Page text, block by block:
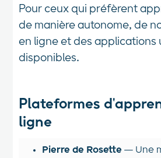
Pour ceux qui préfèrent
de manière autonome, de
en ligne et des applications
disponibles.
Plateformes
ligne
Pierre de Rosette — Une